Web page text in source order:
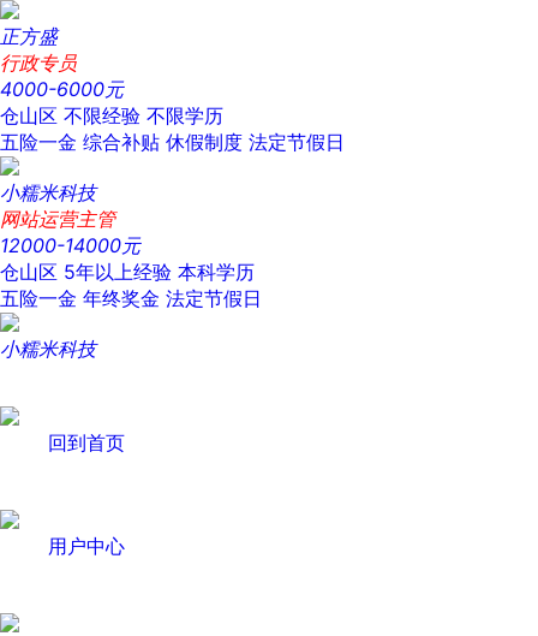
正方盛
行政专员
4000-6000元
仓山区 不限经验 不限学历
五险一金 综合补贴 休假制度 法定节假日
小糯米科技
网站运营主管
12000-14000元
仓山区 5年以上经验 本科学历
五险一金 年终奖金 法定节假日
小糯米科技
回到首页
用户中心